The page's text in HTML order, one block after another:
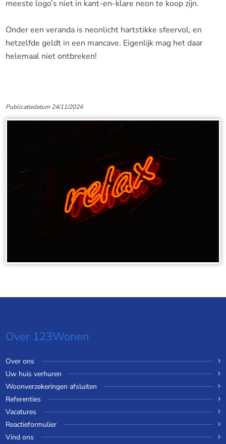
meeste logo’s niet in kant-en-klare neon te koop zijn.
Onder een veranda is neonlicht hartstikke sfeervol, en
hetzelfde geldt in een mancave. Eigenlijk mag het daar
helemaal niet ontbreken!
Publicatiedatum 24/11/2024
Over 123Wonen
Over ons
Uw huis verhuren
Woonverzekeringen afsluiten
Referenties
Vacatures
Reactieformulier
Vind ons